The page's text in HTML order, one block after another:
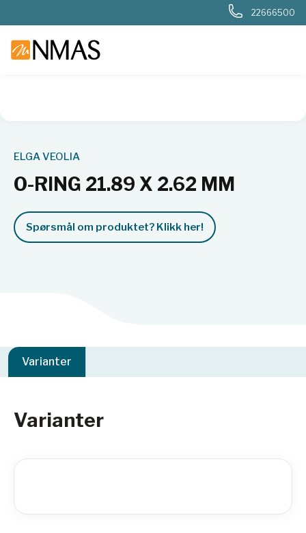
22666500
ELGA VEOLIA
O-RING 21.89 X 2.62 MM
Spørsmål om produktet? Klikk her!
Varianter
Varianter